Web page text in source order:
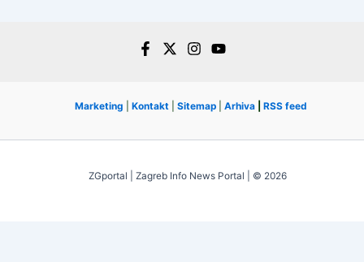
Marketing Kontakt Sitemap Arhiva RSS feed
ZGportal | Zagreb Info News Portal | © 2026